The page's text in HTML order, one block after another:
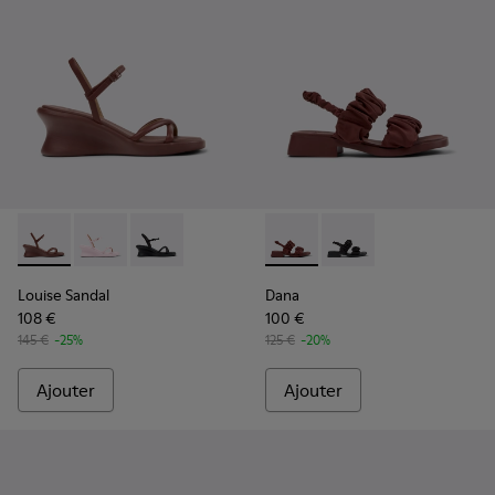
Louise Sandal - K201916-002 - Sandales en cuir bordeaux
Louise Sandal - K201916-003
Louise Sandal - K201916-001
Louise Sandal
108 €
145 € -25%
Ajouter
Dana - K201894-003 -
Dana - K201894-001
Dana
100 €
125 € -20%
Ajouter